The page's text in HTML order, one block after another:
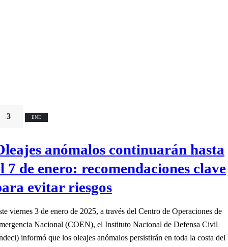
3 ENE
anómalos continuarán hasta
7 de enero: recomendaciones clave
evitar riesgos
viernes 3 de enero de 2025, a través del Centro de Operaciones de
Nacional (COEN), el Instituto Nacional de Defensa Civil
informó que los oleajes anómalos persistirán en toda la costa del